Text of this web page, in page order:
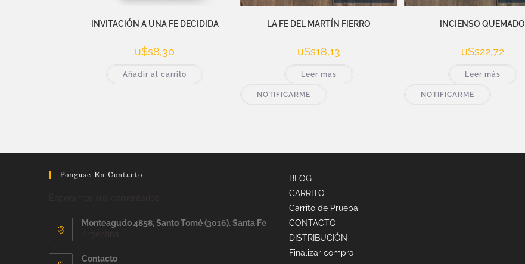
INVITACIÓN A UNA FE DECIDIDA
u$s8,30
Añadir al carrito
LA FE DEL MARTÍN FIERRO
u$s18,13
Leer más
NOTIFICARME
INCIENSO QUEMADO
u$s22,72
Leer más
NOTIFICARME
Pongase En Contacto
Monteagudo 4858, Santo Tomé (3016). Santa Fe
Contacto
BLOG
CARRITO
Carrito de Prueba
CONTACTO
DISTRIBUCIÓN
Finalizar compra